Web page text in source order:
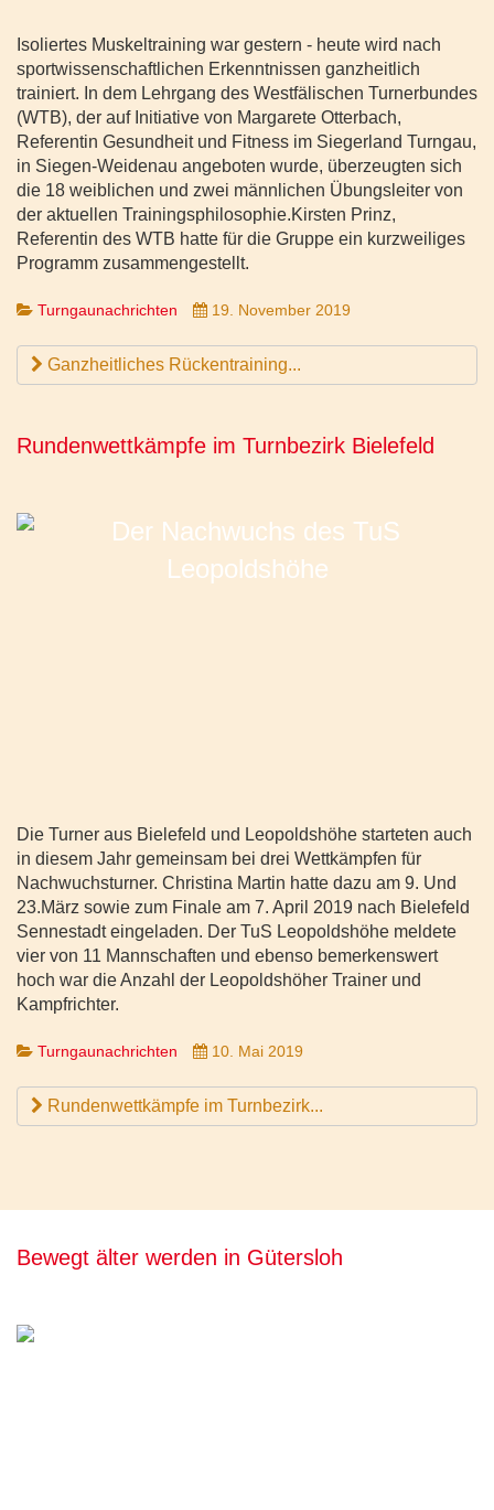
Isoliertes Muskeltraining war gestern - heute wird nach
sportwissenschaftlichen Erkenntnissen ganzheitlich
trainiert. In dem Lehrgang des Westfälischen Turnerbundes
(WTB), der auf Initiative von Margarete Otterbach,
Referentin Gesundheit und Fitness im Siegerland Turngau,
in Siegen-Weidenau angeboten wurde, überzeugten sich
die 18 weiblichen und zwei männlichen Übungsleiter von
der aktuellen Trainingsphilosophie.Kirsten Prinz,
Referentin des WTB hatte für die Gruppe ein kurzweiliges
Programm zusammengestellt.
Turngaunachrichten 19. November 2019
Ganzheitliches Rückentraining...
Rundenwettkämpfe im Turnbezirk Bielefeld
Die Turner aus Bielefeld und Leopoldshöhe starteten auch
in diesem Jahr gemeinsam bei drei Wettkämpfen für
Nachwuchsturner. Christina Martin hatte dazu am 9. Und
23.März sowie zum Finale am 7. April 2019 nach Bielefeld
Sennestadt eingeladen. Der TuS Leopoldshöhe meldete
vier von 11 Mannschaften und ebenso bemerkenswert
hoch war die Anzahl der Leopoldshöher Trainer und
Kampfrichter.
Turngaunachrichten 10. Mai 2019
Rundenwettkämpfe im Turnbezirk...
Bewegt älter werden in Gütersloh